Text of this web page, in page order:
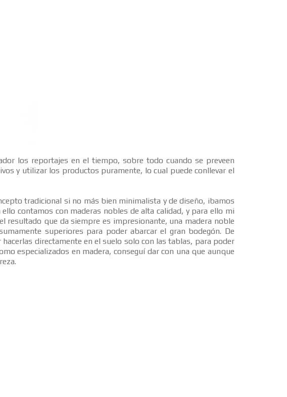
los reportajes en el tiempo, sobre todo cuando se preveen
y utilizar los productos puramente, lo cual puede conllevar el
tradicional si no más bien minimalista y de diseño, ibamos
contamos con maderas nobles de alta calidad, y para ello mi
resultado que da siempre es impresionante, una madera noble
superiores para poder abarcar el gran bodegón. De
directamente en el suelo solo con las tablas, para poder
especializados en madera, conseguí dar con una que aunque